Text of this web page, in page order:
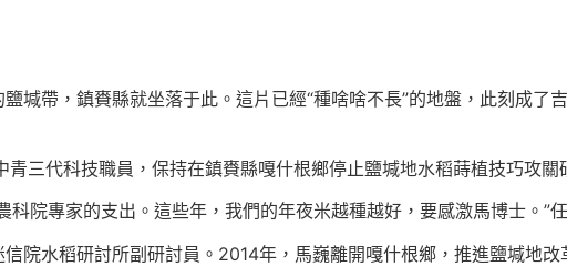
堿帶，鎮賚縣就坐落于此。這片已經“種啥啥不長”的地盤，此刻成了
三代科技職員，保持在鎮賚縣嘎什根鄉停止鹽堿地水稻蒔植技巧攻
科院專家的支出。這些年，我們的年夜米越種越好，要感激馬博士。”
院水稻研討所副研討員。2014年，馬巍離開嘎什根鄉，推進鹽堿地改